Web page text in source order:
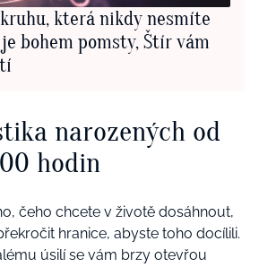
která nikdy nesmíte
bohem pomsty, Štír vám
narozených od
hodin
čeho chcete v životě dosáhnout,
hranice, abyste toho docílili.
úsilí se vám brzy otevřou